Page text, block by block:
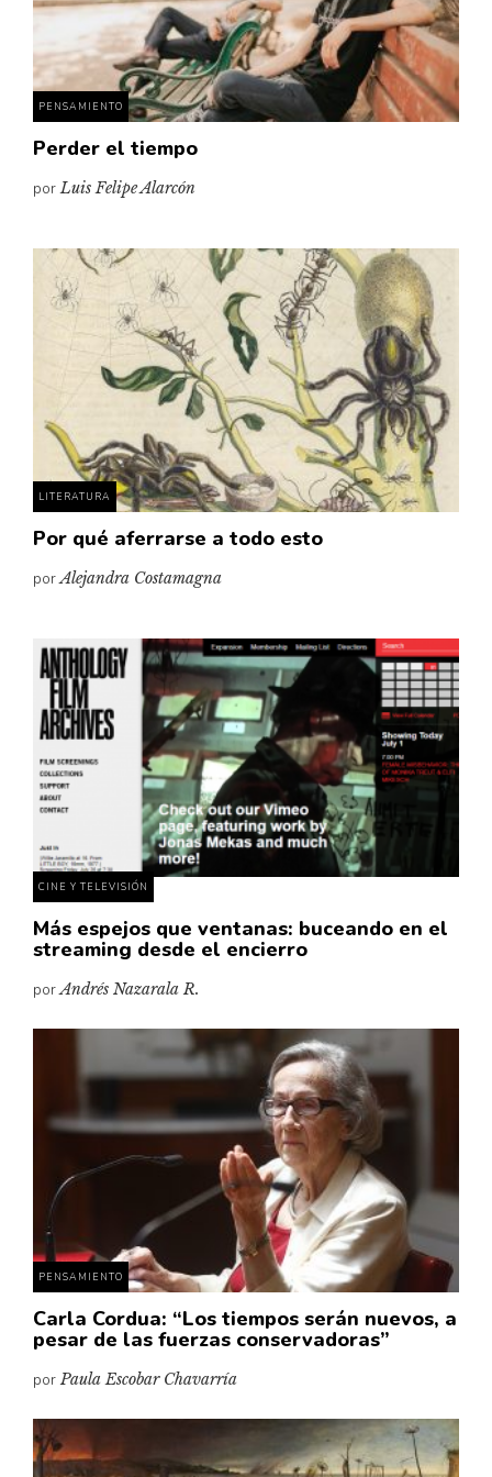
Pensamiento ilustrado
Personaje
Personajes secundarios
Política
Sociedad
Vidas paralelas
Voces y lecturas
PENSAMIENTO
Perder el tiempo
porLuis Felipe Alarcón
LITERATURA
Por qué aferrarse a todo esto
porAlejandra Costamagna
CINE Y TELEVISIÓN
Más espejos que ventanas: buceando en el
streaming desde el encierro
porAndrés Nazarala R.
PENSAMIENTO
Carla Cordua: “Los tiempos serán nuevos, a
pesar de las fuerzas conservadoras”
porPaula Escobar Chavarría